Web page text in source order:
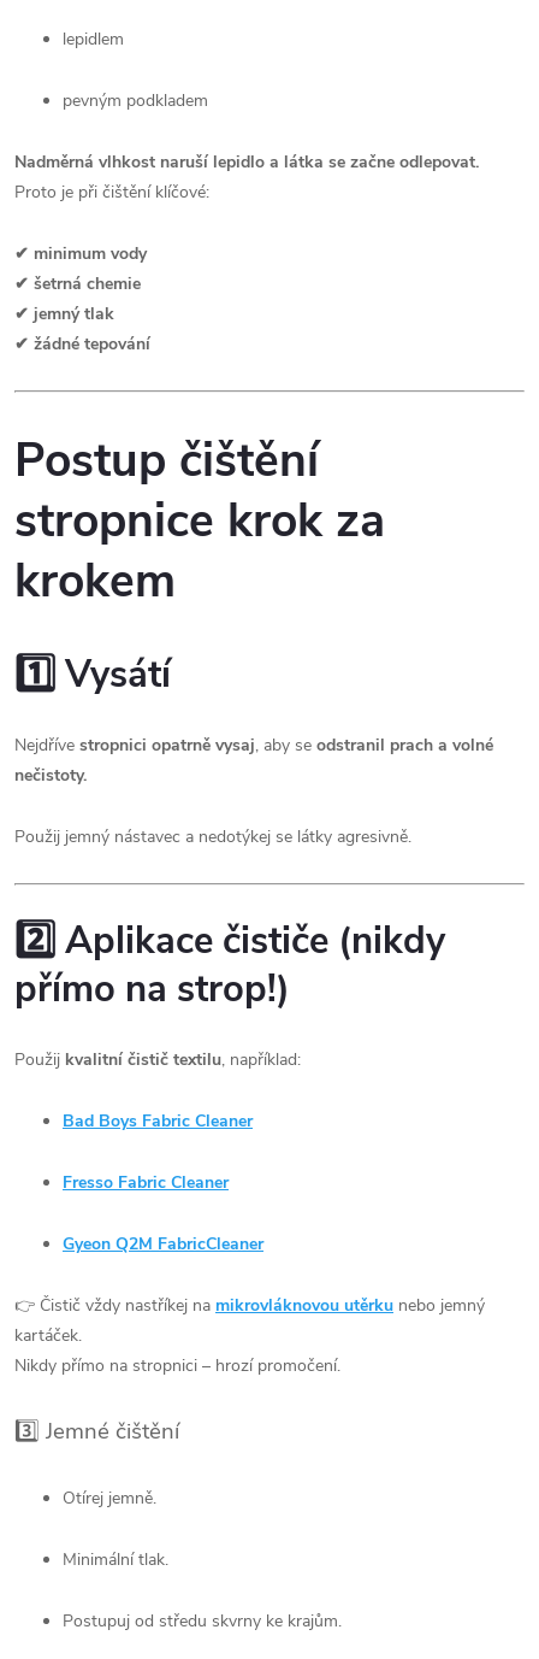
lepidlem
pevným podkladem
Nadměrná vlhkost naruší lepidlo a látka se začne odlepovat.
Proto je při čištění klíčové:
✔ minimum vody
✔ šetrná chemie
✔ jemný tlak
✔ žádné tepování
Postup čištění
stropnice krok za
krokem
1️⃣ Vysátí
Nejdříve stropnici opatrně vysaj, aby se odstranil prach a volné
nečistoty.
Použij jemný nástavec a nedotýkej se látky agresivně.
2️⃣ Aplikace čističe (nikdy
přímo na strop!)
Použij kvalitní čistič textilu, například:
Bad Boys Fabric Cleaner
Fresso Fabric Cleaner
Gyeon Q2M FabricCleaner
👉 Čistič vždy nastříkej na mikrovláknovou utěrku nebo jemný
kartáček.
Nikdy přímo na stropnici – hrozí promočení.
3️⃣ Jemné čištění
Otírej jemně.
Minimální tlak.
Postupuj od středu skvrny ke krajům.